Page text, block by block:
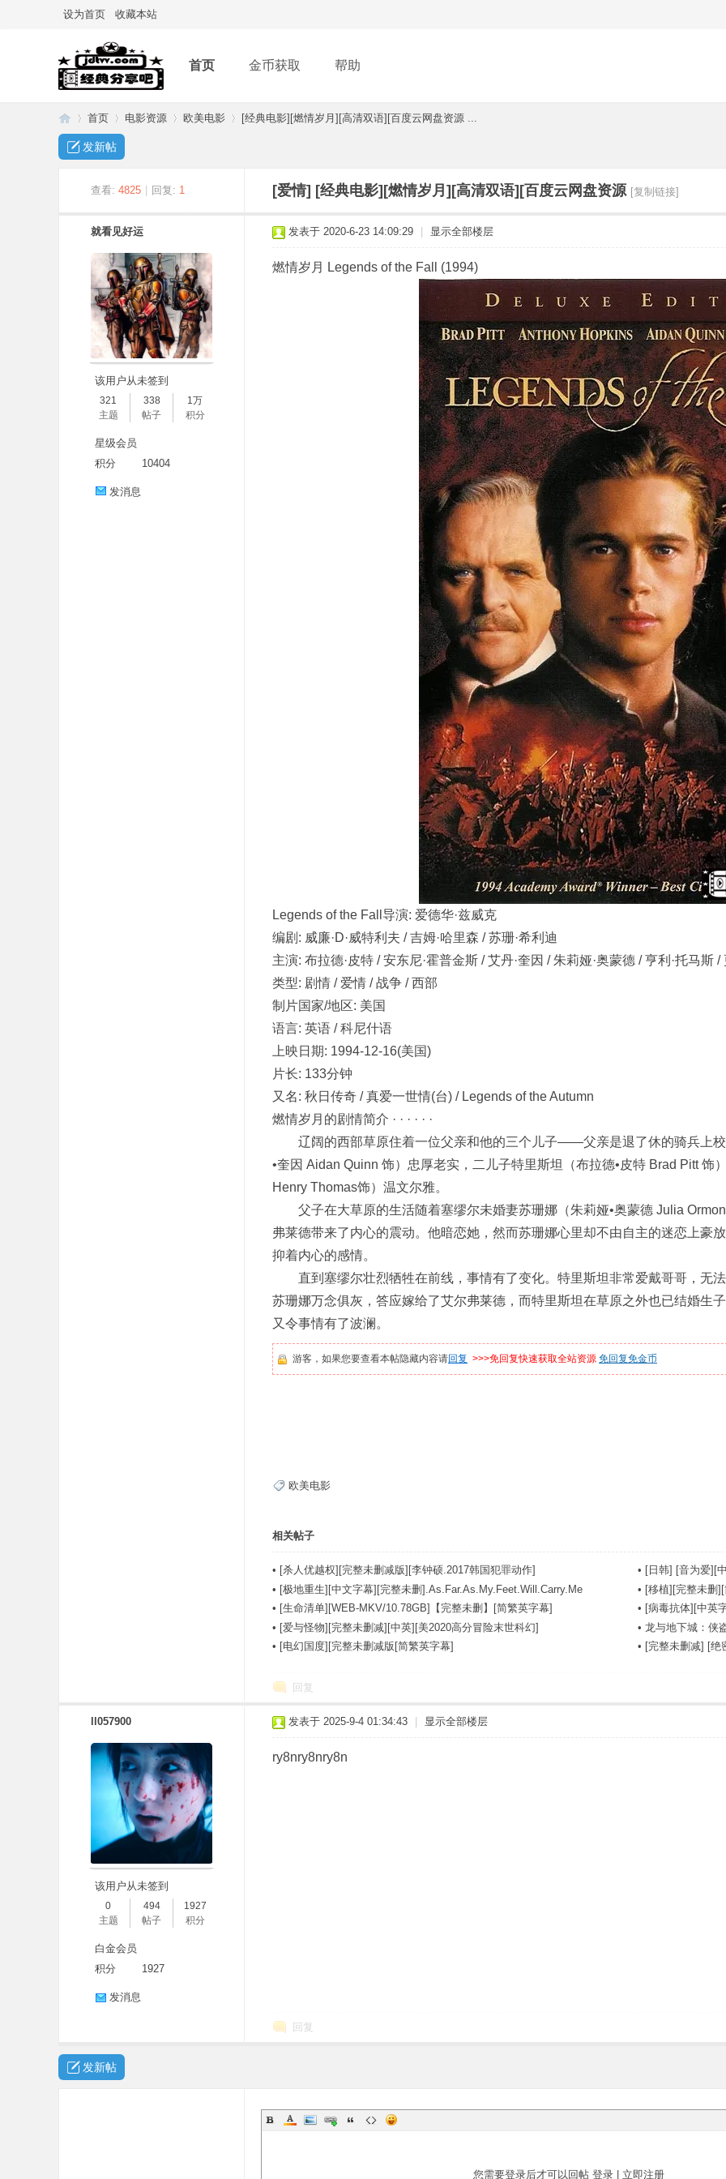
设为首页 收藏本站
首页 金币获取 帮助
首页
›
电影资源
›
欧美电影 [经典电影][燃情岁月][高清双语][百度云网盘资源 ...
发新帖
查看: 4825 回复: 1 [爱情] [经典电影][燃情岁月][高清双语][百度云网盘资源 [复制链接]
就看见好运
该用户从未签到
321
主题
338
帖子
1万
积分
星级会员
积分
10404
发消息
发表于 2020-6-23 14:09:29 显示全部楼层
燃情岁月 Legends of the Fall (1994)
Legends of the Fall导演: 爱德华·兹威克
编剧: 威廉·D·威特利夫 / 吉姆·哈里森 / 苏珊·希利迪
主演: 布拉德·皮特 / 安东尼·霍普金斯 / 艾丹·奎因 / 朱莉娅·奥蒙德 / 亨利·托马斯 /
类型: 剧情 / 爱情 / 战争 / 西部
制片国家/地区: 美国
语言: 英语 / 科尼什语
上映日期: 1994-12-16(美国)
片长: 133分钟
又名: 秋日传奇 / 真爱一世情(台) / Legends of the Autumn
燃情岁月的剧情简介 · · · · · ·
辽阔的西部草原住着一位父亲和他的三个儿子——父亲是退了休的骑兵上校
•奎因 Aidan Quinn 饰）忠厚老实，二儿子特里斯坦（布拉德•皮特 Brad Pitt 饰
Henry Thomas饰）温文尔雅。
父子在大草原的生活随着塞缪尔未婚妻苏珊娜（朱莉娅•奥蒙德 Julia
弗莱德带来了内心的震动。他暗恋她，然而苏珊娜心里却不由自主的迷恋上豪
抑着内心的感情。
直到塞缪尔壮烈牺牲在前线，事情有了变化。特里斯坦非常爱戴哥哥，无
苏珊娜万念俱灰，答应嫁给了艾尔弗莱德，而特里斯坦在草原之外也已结婚生
又令事情有了波澜。
游客，如果您要查看本帖隐藏内容请回复 >>>免回复快速获取全站资源 免回复免金币
欧美电影
相关帖子
• [杀人优越权][完整未删减版][李钟硕.2017韩国犯罪动作] • [日韩] [音为爱][
• [极地重生][中文字幕][完整未删].As.Far.As.My.Feet.Will.Carry.Me • [移植][完整未删
• [生命清单][WEB-MKV/10.78GB]【完整未删】[简繁英字幕] • [病毒抗体][中英
• [爱与怪物][完整未删减][中英][美2020高分冒险末世科幻] • 龙与地下城：侠
• [电幻国度][完整未删减版[简繁英字幕] • [完整未删减] [绝
回复
ll057900
该用户从未签到
0
主题
494
帖子
1927
积分
白金会员
积分
1927
发消息
发表于 2025-9-4 01:34:43 显示全部楼层
ry8nry8nry8n
回复
发新帖
您需要登录后才可以回帖 登录| 立即注册